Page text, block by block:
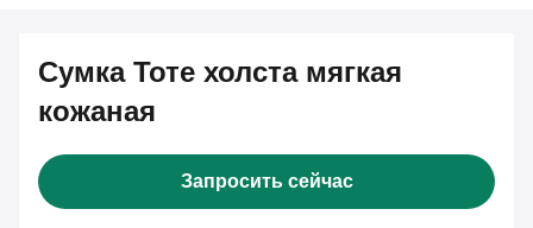
Сумка Тоте холста мягкая
кожаная
Запросить сейчас